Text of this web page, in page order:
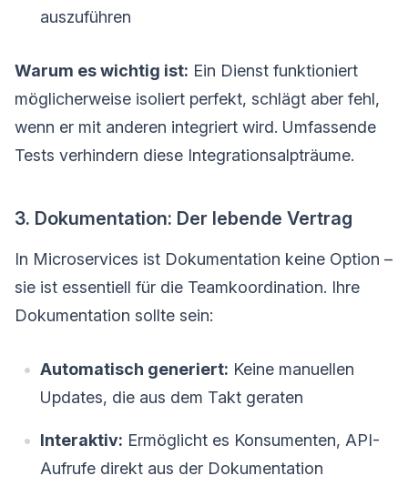
auszuführen
Warum es wichtig ist: Ein Dienst funktioniert
möglicherweise isoliert perfekt, schlägt aber fehl,
wenn er mit anderen integriert wird. Umfassende
Tests verhindern diese Integrationsalpträume.
3. Dokumentation: Der lebende Vertrag
In Microservices ist Dokumentation keine Option –
sie ist essentiell für die Teamkoordination. Ihre
Dokumentation sollte sein:
Automatisch generiert: Keine manuellen
Updates, die aus dem Takt geraten
Interaktiv: Ermöglicht es Konsumenten, API-
Aufrufe direkt aus der Dokumentation